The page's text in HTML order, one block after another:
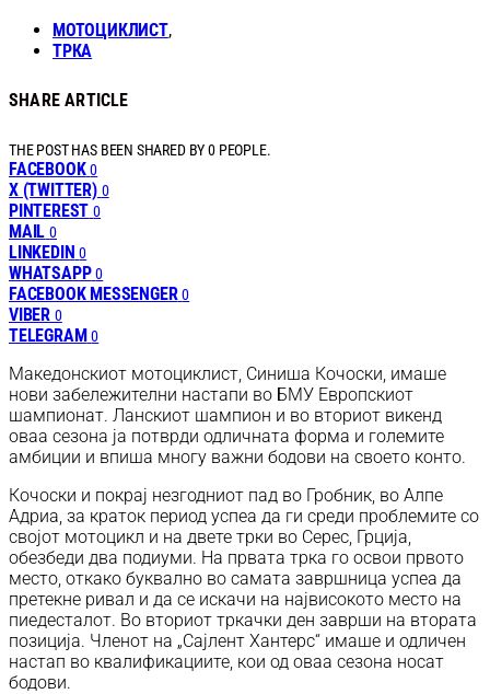
МОТОЦИКЛИСТ,
ТРКА
SHARE ARTICLE
THE POST HAS BEEN SHARED BY0 PEOPLE.
FACEBOOK 0
X (TWITTER) 0
PINTEREST 0
MAIL 0
LINKEDIN 0
WHATSAPP 0
FACEBOOK MESSENGER 0
VIBER 0
TELEGRAM 0
Македонскиот мотоциклист, Синиша Кочоски, имаше
нови забележителни настапи во БМУ Европскиот
шампионат. Ланскиот шампион и во вториот викенд
оваа сезона ја потврди одличната форма и големите
амбиции и впиша многу важни бодови на своето конто.
Кочоски и покрај незгодниот пад во Гробник, во Алпе
Адриа, за краток период успеа да ги среди проблемите со
својот мотоцикл и на двете трки во Серес, Грција,
обезбеди два подиуми. На првата трка го освои првото
место, откако буквално во самата завршница успеа да
претекне ривал и да се искачи на највисокото место на
пиедесталот. Во вториот тркачки ден заврши на втората
позиција. Членот на „Сајлент Хантерс“ имаше и одличен
настап во квалификациите, кои од оваа сезона носат
бодови.